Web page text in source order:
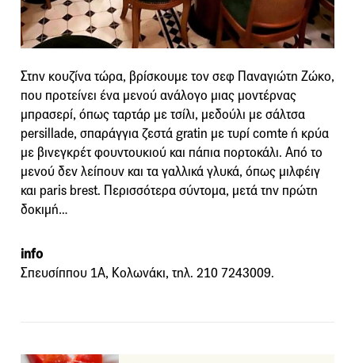
Στην κουζίνα τώρα, βρίσκουμε τον σεφ Παναγιώτη Ζώκο,
που προτείνει ένα μενού ανάλογο μιας μοντέρνας
μπρασερί, όπως ταρτάρ με τσίλι, μεδούλι με σάλτσα
persillade, σπαράγγια ζεστά gratin με τυρί comte ή κρύα
με βινεγκρέτ φουντουκιού και πάπια πορτοκάλι. Από το
μενού δεν λείπουν και τα γαλλικά γλυκά, όπως μιλφέιγ
και paris brest. Περισσότερα σύντομα, μετά την πρώτη
δοκιμή…
info
Σπευσίππου 1A, Κολωνάκι, τηλ. 210 7243009.